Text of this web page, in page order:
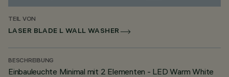
TEIL VON
LASER BLADE L WALL WASHER
BESCHREIBUNG
Einbauleuchte Minimal mit 2 Elementen - LED Warm White